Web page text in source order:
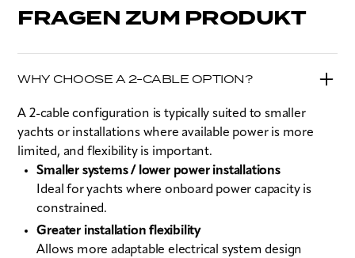
FRAGEN ZUM PRODUKT
WHY CHOOSE A 2-CABLE OPTION?
A 2-cable configuration is typically suited to smaller
yachts or installations where available power is more
limited, and flexibility is important.
Smaller systems / lower power installations
Ideal for yachts where onboard power capacity is
constrained.
Greater installation flexibility
Allows more adaptable electrical system design